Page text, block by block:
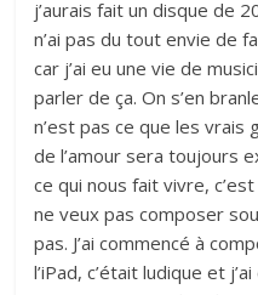
j’aurais fait un disque de
n’ai pas du tout envie de
car j’ai eu une vie de
parler de ça. On s’en
n’est pas ce que les vrais
de l’amour sera toujours
ce qui nous fait vivre,
ne veux pas composer
pas. J’ai commencé à
l’iPad, c’était ludique et